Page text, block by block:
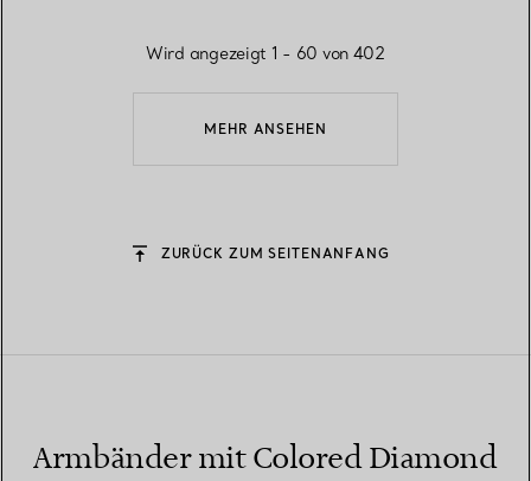
MEHR ANSEHEN
Wird angezeigt 1 - 60 von 402
ZURÜCK ZUM SEITENANFANG
Armbänder mit Colored Diamond